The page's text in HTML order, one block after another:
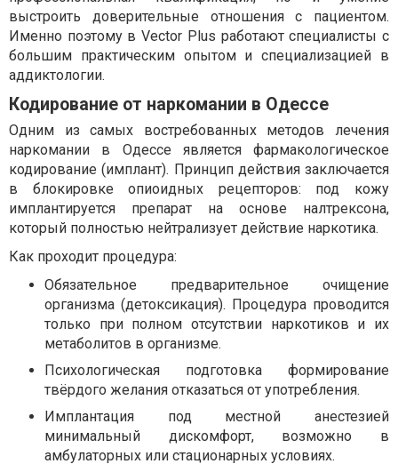
выстроить доверительные отношения с пациентом.
Именно поэтому в Vector Plus работают специалисты с
большим практическим опытом и специализацией в
аддиктологии.
Кодирование от наркомании в Одессе
Одним из самых востребованных методов лечения
наркомании в Одессе является фармакологическое
кодирование (имплант). Принцип действия заключается
в блокировке опиоидных рецепторов: под кожу
имплантируется препарат на основе налтрексона,
который полностью нейтрализует действие наркотика.
Как проходит процедура:
Обязательное предварительное очищение
организма (детоксикация). Процедура проводится
только при полном отсутствии наркотиков и их
метаболитов в организме.
Психологическая подготовка формирование
твёрдого желания отказаться от употребления.
Имплантация под местной анестезией
минимальный дискомфорт, возможно в
амбулаторных или стационарных условиях.